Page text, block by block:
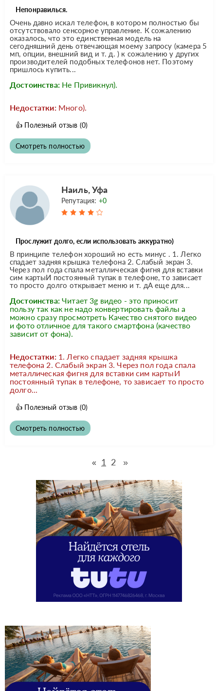
Непонравилься.
Очень давно искал телефон, в котором полностью бы
отсутствовало сенсорное управление. К сожалению
оказалось, что это единственная модель на
сегодняшний день отвечающая моему запросу (камера 5
мп, опции, внешний вид и т. д. ) к сожалению у других
производителей подобных телефонов нет. Поэтому
пришлось купить...
Достоинства: Не Привикнул).
Недостатки: Много).
👍 Полезный отзыв (0)
Смотреть полностью
Наиль, Уфа
Репутация: +0
Прослужит долго, если использовать аккуратно)
В принципе телефон хороший но есть минус . 1. Легко
спадает задняя крышка телефона 2. Слабый экран 3.
Через пол года спала металлическая фигня для вставки
сим картыИ постоянный тупак в телефоне, то зависает
то просто долго открывает меню и т. дА еще для...
Достоинства: Читает 3g видео - это приносит
пользу так как не надо конвертировать файлы а
можно сразу просмотреть Качество снятого видео
и фото отличное для такого смартфона (качество
зависит от фона).
Недостатки: 1. Легко спадает задняя крышка
телефона 2. Слабый экран 3. Через пол года спала
металлическая фигня для вставки сим картыИ
постоянный тупак в телефоне, то зависает то просто
долго...
👍 Полезный отзыв (0)
Смотреть полностью
« 1 2 »